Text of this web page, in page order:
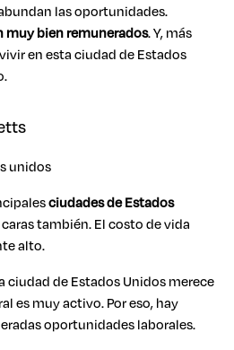
las oportunidades.
muy bien remunerados. Y, más
en esta ciudad de Estados
ciudades de Estados
caras también. El costo de vida
alto.
ciudad de Estados Unidos merece
es muy activo. Por eso, hay
oportunidades laborales.